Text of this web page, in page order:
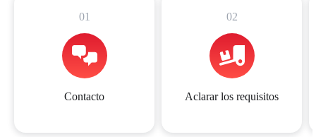
01
Contacto
02
Aclarar los requisitos